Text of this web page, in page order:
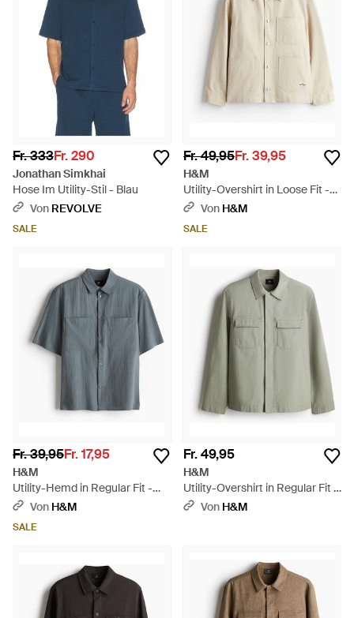
Fr. 333Fr. 290
Jonathan Simkhai
Hose Im Utility-Stil - Blau
Von REVOLVE
SALE
Fr. 49,95Fr. 39,95
H&M
Utility-Overshirt in Loose Fit -
Natur
Von H&M
SALE
Fr. 39,95Fr. 17,95
H&M
Utility-Hemd in Regular Fit -
BlauVon H&M
SALE
Fr. 49,95
H&M
Utility-Overshirt in Regular Fit -
GrünVon H&M